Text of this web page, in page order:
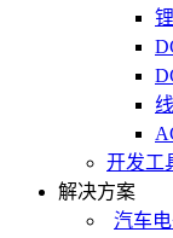
开发工
解决方案
汽车